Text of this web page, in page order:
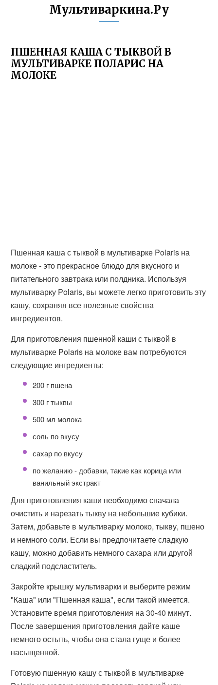
Мультиваркина.Ру
ПШЕННАЯ КАША С ТЫКВОЙ В
МУЛЬТИВАРКЕ ПОЛАРИС НА
МОЛОКЕ
Пшенная каша с тыквой в мультиварке Polaris на
молоке - это прекрасное блюдо для вкусного и
питательного завтрака или полдника. Используя
мультиварку Polaris, вы можете легко приготовить эту
кашу, сохраняя все полезные свойства
ингредиентов.
Для приготовления пшенной каши с тыквой в
мультиварке Polaris на молоке вам потребуются
следующие ингредиенты:
200 г пшена
300 г тыквы
500 мл молока
соль по вкусу
сахар по вкусу
по желанию - добавки, такие как корица или
ванильный экстракт
Для приготовления каши необходимо сначала
очистить и нарезать тыкву на небольшие кубики.
Затем, добавьте в мультиварку молоко, тыкву, пшено
и немного соли. Если вы предпочитаете сладкую
кашу, можно добавить немного сахара или другой
сладкий подсластитель.
Закройте крышку мультиварки и выберите режим
"Каша" или "Пшенная каша", если такой имеется.
Установите время приготовления на 30-40 минут.
После завершения приготовления дайте каше
немного остыть, чтобы она стала гуще и более
насыщенной.
Готовую пшенную кашу с тыквой в мультиварке